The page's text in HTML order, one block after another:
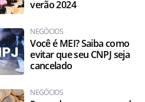
verão 2024
NEGÓCIOS
Você é MEI? Saiba como
evitar que seu CNPJ seja
cancelado
NEGÓCIOS